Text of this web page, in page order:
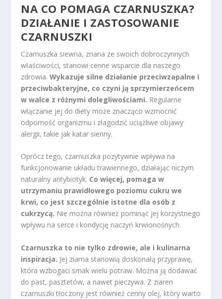
NA CO POMAGA CZARNUSZKA?
DZIAŁANIE I ZASTOSOWANIE
CZARNUSZKI
Czarnuszka siewna, znana ze swoich dobroczynnych
właściwości, stanowi cenne wsparcie dla naszego
zdrowia.Wykazuje silne działanie przeciwzapalne i
przeciwbakteryjne, co czyni ją sprzymierzeńcem
w walce z różnymi dolegliwościami. Regularne
włączanie jej do diety może znacząco wzmocnić
odporność organizmu i złagodzić uciążliwe objawy
alergii, takie jak katar sienny.
Oprócz tego, czarnuszka pozytywnie wpływa na
funkcjonowanie układu trawiennego, działając niczym
naturalny antybiotyk. Co więcej, pomaga w
utrzymaniu prawidłowego poziomu cukru we
krwi, co jest szczególnie istotne dla osób z
cukrzycą. Nie można również pominąć jej korzystnego
wpływu na serce i kondycję naczyń krwionośnych.
Czarnuszka to nie tylko zdrowie, ale i kulinarna
inspiracja. Jej ziarna stanowią doskonałą przyprawę,
która wzbogaci smak wielu potraw. Można ją dodawać
do past, pasztetów, a nawet pieczywa. Z ziaren
czarnuszki tłoczony jest również cenny olej, który warto